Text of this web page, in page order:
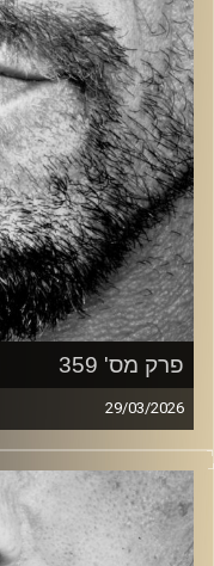
פרק מס' 359
29/03/2026
זיפים, מוזיקה
כל מה שחי, אמיתי ונושם.
עם שמוליק רגב.